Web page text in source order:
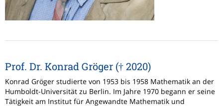
Prof. Dr. Konrad Gröger († 2020)
Konrad Gröger studierte von 1953 bis 1958 Mathematik an der
Humboldt-Universität zu Berlin. Im Jahre 1970 begann er seine
Tätigkeit am Institut für Angewandte Mathematik und